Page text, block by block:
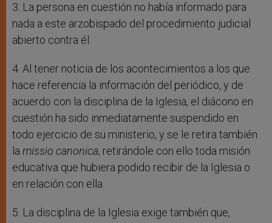
3. La persona en cuestión no había informado para
nada a este arzobispado del procedimiento judicial
abierto contra él.
4. Al tener noticia de los acontecimientos a los que
hace referencia la información del periódico, y de
acuerdo con la disciplina de la Iglesia, el diácono en
cuestión ha sido inmediatamente suspendido en
todo ejercicio de su ministerio, y se le retira también
la missio canonica, retirándole con ello toda misión
educativa que hubiera podido recibir de la Iglesia o
en relación con ella.
5. La disciplina de la Iglesia exige también que,